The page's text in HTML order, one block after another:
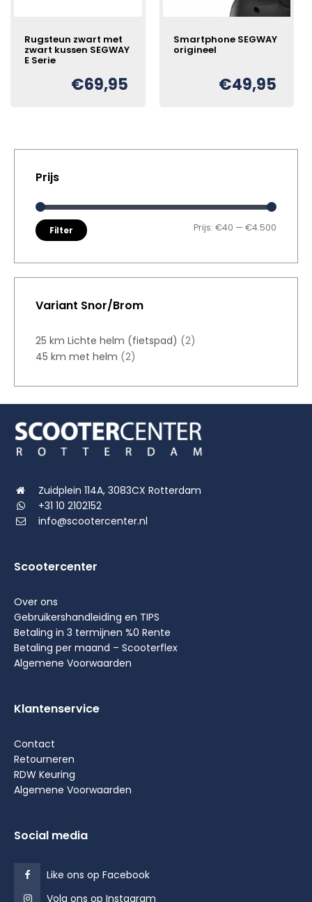
Rugsteun zwart met
zwart kussen SEGWAY
E Serie
€69,95
Smartphone SEGWAY
origineel
€49,95
Prijs
Filter Prijs: €40 —€4.500
Variant Snor/Brom
25 km Lichte helm (fietspad) (2)
45 km met helm (2)
Zuidplein 114A, 3083CX Rotterdam
+31 10 2102152
info@scootercenter.nl
Scootercenter
Over ons
Gebruikershandleiding en TIPS
Betaling in 3 termijnen %0 Rente
Betaling per maand – Scooterflex
Algemene Voorwaarden
Klantenservice
Contact
Retourneren
RDW Keuring
Algemene Voorwaarden
Social media
Like ons op Facebook
Volg ons op Instagram